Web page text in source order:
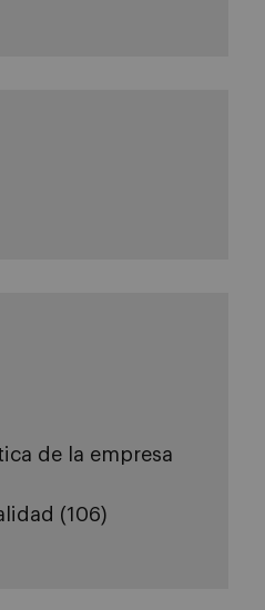
de la empresa
(106)